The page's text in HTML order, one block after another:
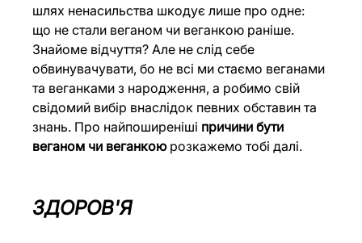
шлях ненасильства шкодує лише про одне:
що не стали веганом чи веганкою раніше.
Знайоме відчуття? Але не слід себе
обвинувачувати, бо не всі ми стаємо веганами
та веганками з народження, а робимо свій
свідомий вибір внаслідок певних обставин та
знань. Про найпоширеніші причини бути
веганом чи веганкою розкажемо тобі далі.
ЗДОРОВ'Я